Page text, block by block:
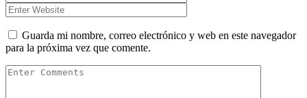
Guarda mi nombre, correo electrónico y web en este navegador
para la próxima vez que comente.